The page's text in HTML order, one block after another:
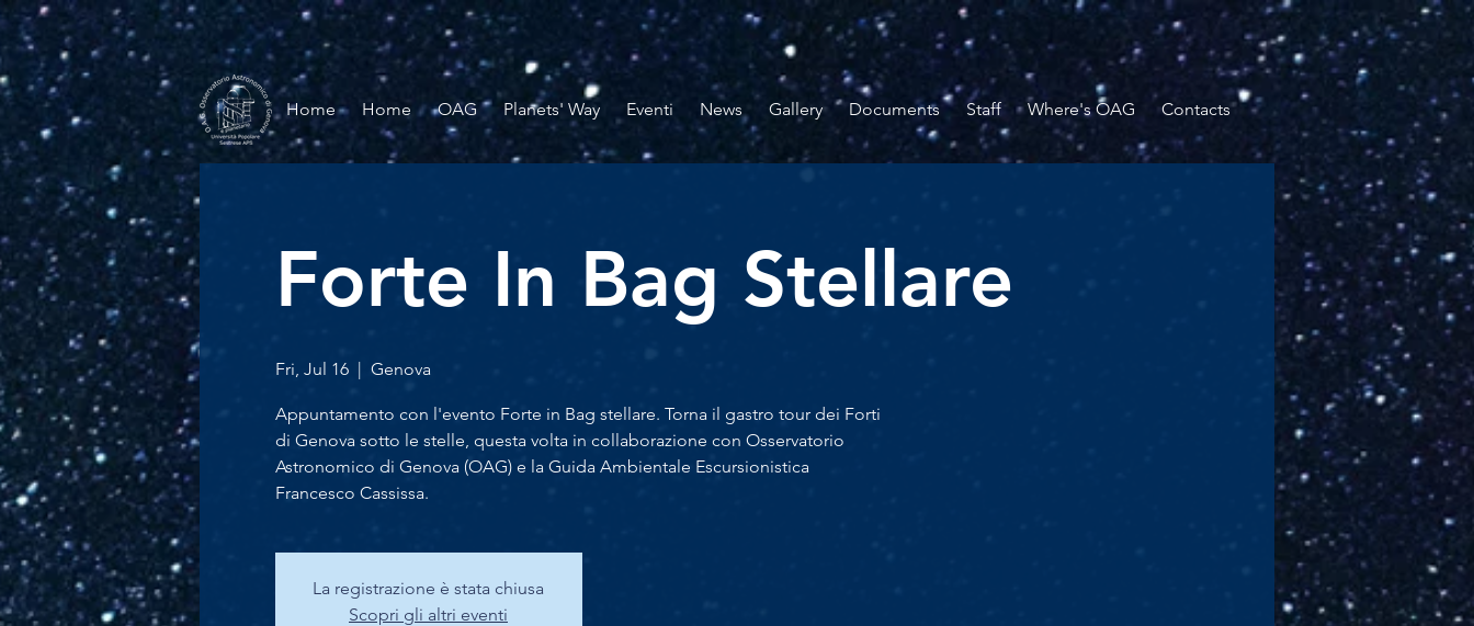
Home Home OAG Planets' Way Eventi News Gallery Documents Staff Where's OAG Contacts
Forte In Bag Stellare
Fri, Jul 16
  |
Genova
Appuntamento con l'evento Forte in Bag stellare. Torna il gastro tour dei Forti
di Genova sotto le stelle, questa volta in collaborazione con Osservatorio
Astronomico di Genova (OAG) e la Guida Ambientale Escursionistica
Francesco Cassissa.
La registrazione è stata chiusa
Scopri gli altri eventi